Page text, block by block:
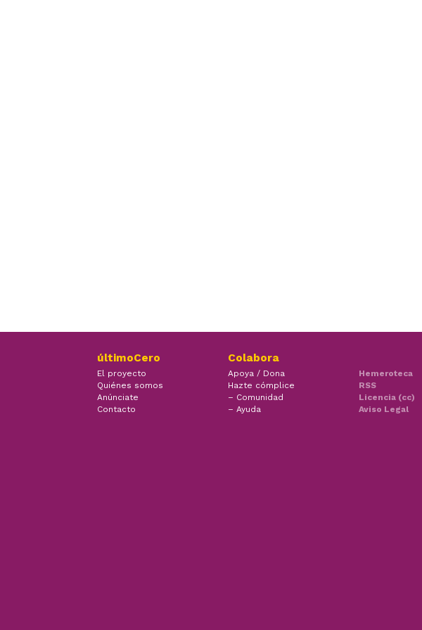
últimoCero
El proyecto
Quiénes somos
Anúnciate
Contacto
Colabora
Apoya / Dona
Hazte cómplice
– Comunidad
– Ayuda
Hemeroteca
RSS
Licencia (cc)
Aviso Legal